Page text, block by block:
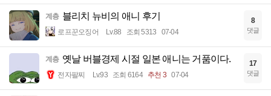
계층 블리치 뉴비의 애니 후기
로프꾼오징어 Lv.88 조회 5313 07-04
8
댓글
계층 옛날 버블경제 시절 일본 애니는 거품이다.
전자팔찌 Lv.93 조회 6164 추천 3 07-04
17
댓글